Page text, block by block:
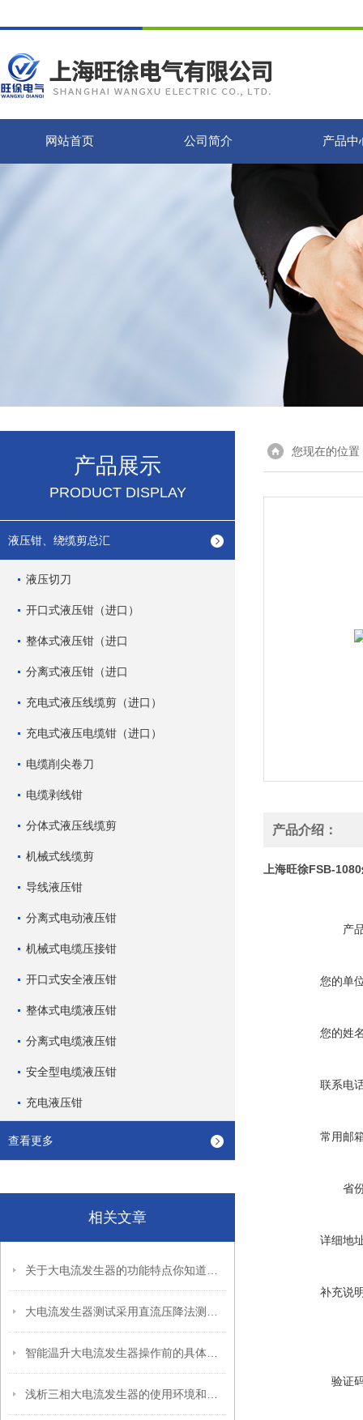
网站首页 公司简介 产品中
产品展示
PRODUCT DISPLAY
液压钳、绕缆剪总汇
液压切刀
开口式液压钳（进口）
整体式液压钳（进口
分离式液压钳（进口
充电式液压线缆剪（进口）
充电式液压电缆钳（进口）
电缆削尖卷刀
电缆剥线钳
分体式液压线缆剪
机械式线缆剪
导线液压钳
分离式电动液压钳
机械式电缆压接钳
开口式安全液压钳
整体式电缆液压钳
分离式电缆液压钳
安全型电缆液压钳
充电液压钳
查看更多
相关文章
您现在的位置
产品介绍：
上海旺徐FSB-
产
您的单
您的姓
联系电
常用邮
省
详细地
补充说
验证